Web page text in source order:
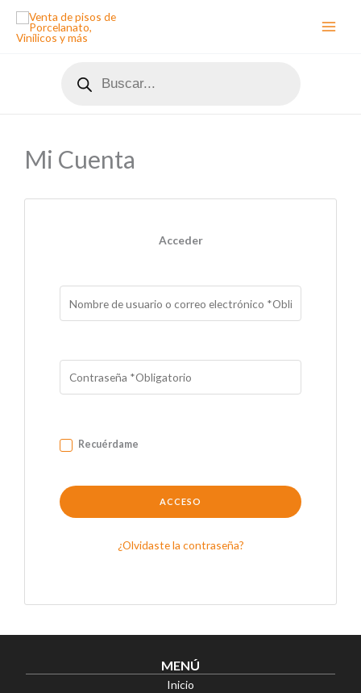
contenido
productos
Mi Cuenta
Acceder
Recuérdame
ACCESO
¿Olvidaste la contraseña?
MENÚ
Inicio